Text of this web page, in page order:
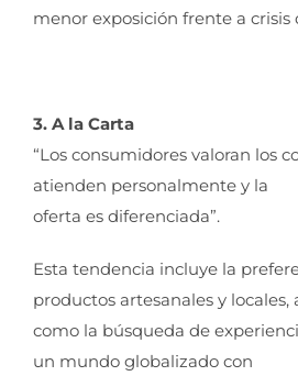
menor exposición frente a crisis
3. A la Carta
“Los consumidores valoran los
atienden personalmente y la
oferta es diferenciada”.
Esta tendencia incluye la
productos artesanales y locales,
como la búsqueda de
un mundo globalizado con